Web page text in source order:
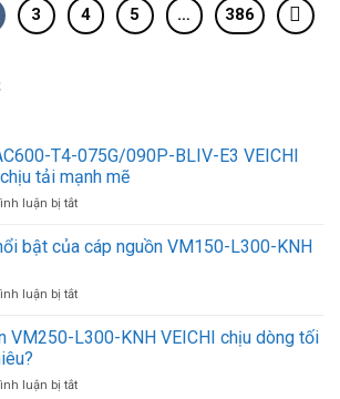
3 4 5 … 386
T4-075G/090P-BLIV-E3 VEICHI
tải mạnh mẽ
luận bị tắtở
AC600-
075G/090P-
E3
suất
bật của cáp nguồn VM150-L300-KNH
luận bị tắtở
điểm
của
VM250-L300-KNH VEICHI chịu dòng tối
luận bị tắtở